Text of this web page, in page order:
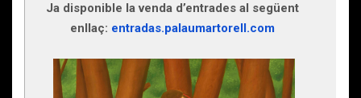
Ja disponible la venda d’entrades al següent
enllaç: entradas.palaumartorell.com